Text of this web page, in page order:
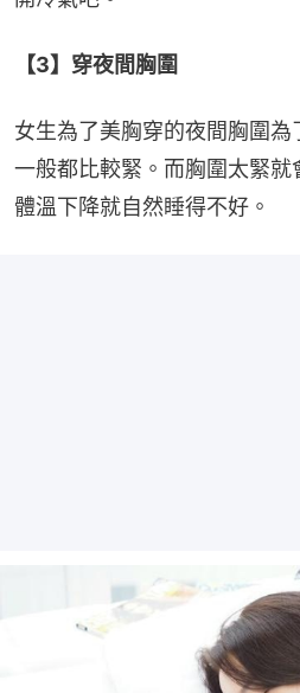
【3】穿夜間胸圍
女生為了美胸穿的夜間胸圍為
一般都比較緊。而胸圍太緊就
體溫下降就自然睡得不好。